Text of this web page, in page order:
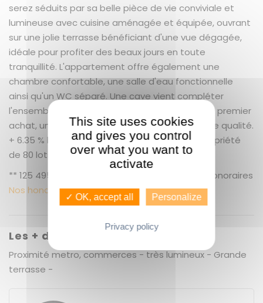
serez séduits par sa belle pièce de vie conviviale et
lumineuse avec cuisine aménagée et équipée, ouvrant
sur une jolie terrasse bénéficiant d'une vue dégagée,
idéale pour profiter des beaux jours en toute
tranquillité. L'appartement offre également une
chambre confortable, une salle d'eau fonctionnelle
ainsi qu'un WC séparé. Une cave vient compléter
l'ensemble. Un bien clé en main, parfait pour un premier
achat, un pied-à-terre ou un investissement de qualité.
+ 6.35 % honoraires de négociation TTC. Copropriété
de 80 lots. Charges annuelles : 1398 euros.
** 125 495 € honoraires inclus | 118 000 € hors honoraires
Nos honoraires
Les + du bien
Proximité metro, commerces - très lumineux - Grande
terrasse -
This site uses cookies
and gives you control
over what you want to
activate
✓ OK, accept all Personalize
Privacy policy